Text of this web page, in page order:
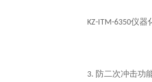
KZ-ITM-6350仪
3. 防二次冲击功